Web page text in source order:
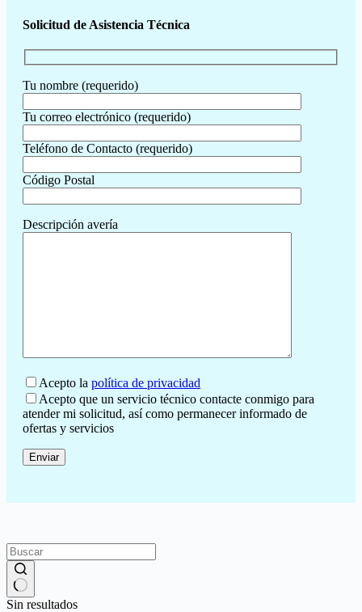
Solicitud de Asistencia Técnica
Tu nombre (requerido)
Tu correo electrónico (requerido)
Teléfono de Contacto (requerido)
Código Postal
Descripción avería
Acepto la política de privacidad
Acepto que un servicio técnico contacte conmigo para
atender mi solicitud, así como permanecer informado de
ofertas y servicios
Sin resultados